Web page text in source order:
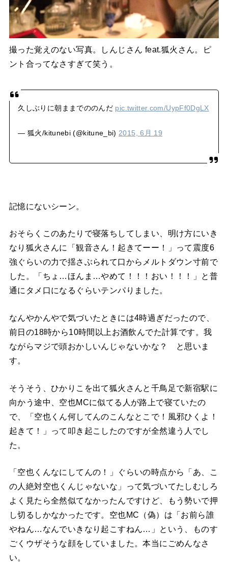
撮った覚えのない写真。しんじさん feat.狐火さん。ピ
ント合ってなさすぎて笑う。
久しぶりに朝ままでののんだ pic.twitter.com/UypFf0DgLX
— 狐火/kitunebi (@kitune_bi) 2015, 6月 19
記憶にないシーン。
おそらくこのあたりで寝落ちしてしまい、明け方にいき
なり狐火さんに「観音さん！起きてーー！」って震度6
強ぐらいの力で揺さぶられて口からメルトダウン寸前で
した。「ちょ…ほんま…やめて！！！おい！！！」と普
通にタメ口になるぐらいテンパりました。
なんやかんやで気づいたときには4時過ぎだったので、
前日の18時から10時間以上お酒飲んでた計算です。我
ながらマジで頭おかしいんじゃないかな？ と思いま
す。
そうそう、ひかりこを出て狐火さんと千鳥足で新宿駅に
向かう途中、空也MCに似てる人が路上で寝ていたの
で、「空也くん何してんのこんなとこで！風邪ひくよ！
起きて！」って叩き起こしたのですが全然違う人でし
た。
「空也くんなにしてんの！」ぐらいの時点から「あ、こ
の人絶対空也くんじゃないな」って気づいてたしむしろ
よく見たら全然似てなかったんですけど、もう勢いで押
し切るしかなかったです。空也MC（偽）は「お前ら誰
やねん…なんでいきなり起こすねん…」という、ものす
ごくウザそうな顔をしていました。本当にごめんなさ
い。